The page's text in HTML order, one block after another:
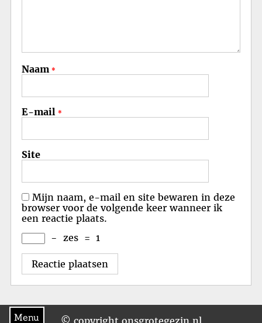
Menu
Naam *
E-mail *
Site
Mijn naam, e-mail en site bewaren in deze
browser voor de volgende keer wanneer ik
een reactie plaats.
− zes = 1